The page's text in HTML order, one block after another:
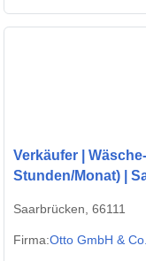
Verkäufer |
Stunden/Monat) |
Saarbrücken, 66111
Firma:Otto GmbH &